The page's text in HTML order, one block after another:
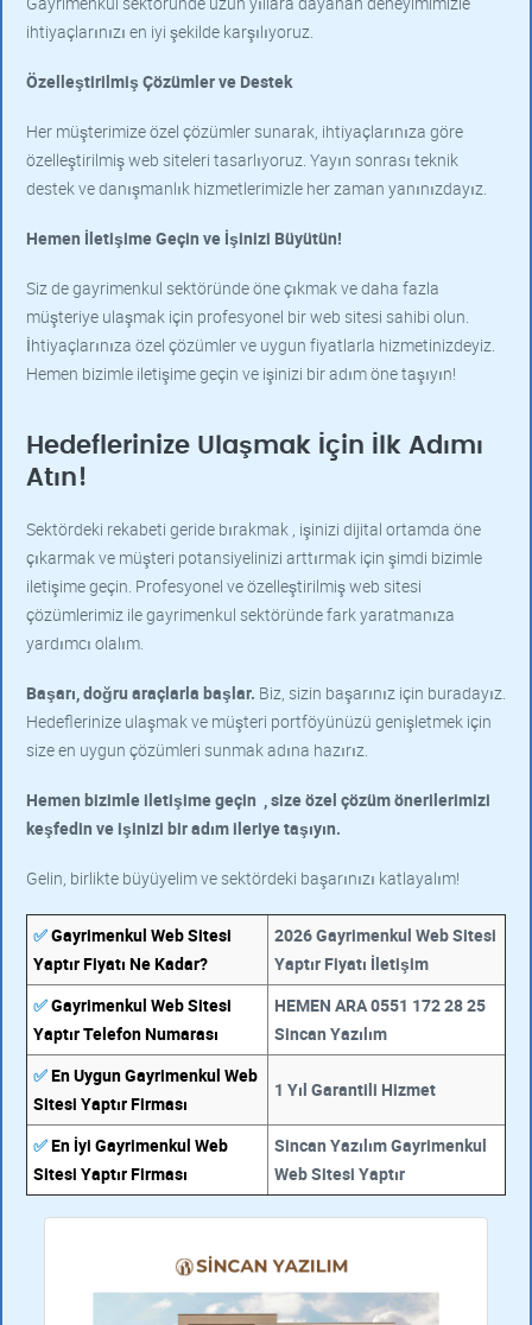
ihtiyaçlarınızı en iyi şekilde karşılıyoruz.
Özelleştirilmiş Çözümler ve Destek
Her müşterimize özel çözümler sunarak, ihtiyaçlarınıza göre
özelleştirilmiş web siteleri tasarlıyoruz. Yayın sonrası teknik
destek ve danışmanlık hizmetlerimizle her zaman yanınızdayız.
Hemen İletişime Geçin ve İşinizi Büyütün!
Siz de gayrimenkul sektöründe öne çıkmak ve daha fazla
müşteriye ulaşmak için profesyonel bir web sitesi sahibi olun.
İhtiyaçlarınıza özel çözümler ve uygun fiyatlarla hizmetinizdeyiz.
Hemen bizimle iletişime geçin ve işinizi bir adım öne taşıyın!
Hedeflerinize Ulaşmak İçin İlk Adımı
Atın!
Sektördeki rekabeti geride bırakmak , işinizi dijital ortamda öne
çıkarmak ve müşteri potansiyelinizi arttırmak için şimdi bizimle
iletişime geçin. Profesyonel ve özelleştirilmiş web sitesi
çözümlerimiz ile gayrimenkul sektöründe fark yaratmanıza
yardımcı olalım.
Başarı, doğru araçlarla başlar. Biz, sizin başarınız için buradayız.
Hedeflerinize ulaşmak ve müşteri portföyünüzü genişletmek için
size en uygun çözümleri sunmak adına hazırız.
Hemen bizimle iletişime geçin , size özel çözüm önerilerimizi
keşfedin ve işinizi bir adım ileriye taşıyın.
Gelin, birlikte büyüyelim ve sektördeki başarınızı katlayalım!
✅Gayrimenkul Web Sitesi
Yaptır Fiyatı Ne Kadar?
2026 Gayrimenkul Web Sitesi
Yaptır Fiyatı İletişim
✅Gayrimenkul Web Sitesi
Yaptır Telefon Numarası
HEMEN ARA 0551 172 28 25
Sincan Yazılım
✅En Uygun Gayrimenkul Web
Sitesi Yaptır Firması
1 Yıl Garantili Hizmet
✅En İyi Gayrimenkul Web
Sitesi Yaptır Firması
Sincan Yazılım Gayrimenkul
Web Sitesi Yaptır